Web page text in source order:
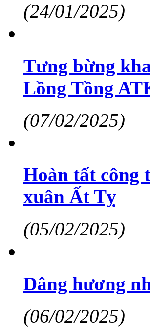
(24/01/2025)
Tưng bừng
Lồng Tồng
(07/02/2025)
Hoàn tất công
xuân Ất Tỵ
(05/02/2025)
Dâng hương
(06/02/2025)